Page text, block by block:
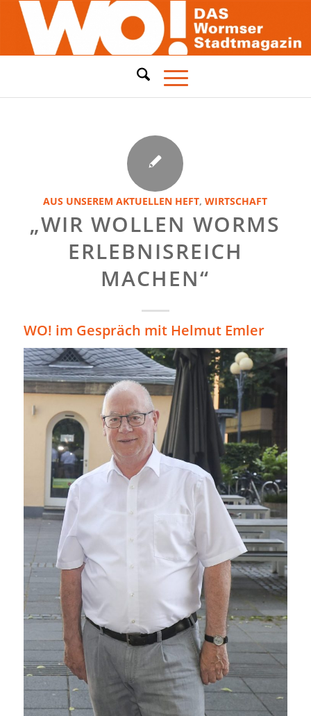
AUS UNSEREM AKTUELLEN HEFT,WIRTSCHAFT
„WIR WOLLEN WORMS
ERLEBNISREICH
MACHEN“
WO! im Gespräch mit Helmut Emler